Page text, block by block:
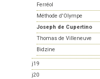
Ferréol
Méthode d'Olympe
Joseph de Cupertino
Thomas de Villeneuve
Bidzine
j19
j20